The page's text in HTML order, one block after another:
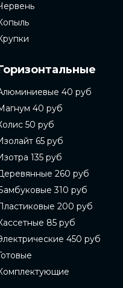
40 руб
40 руб
50 руб
65 руб
135 руб
260 руб
310 руб
200 руб
85 руб
450 руб